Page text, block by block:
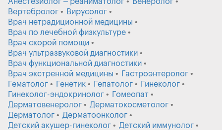
Вертебролог
Вирусолог
Врач нетрадиционной медицины
Врач по лечебной физкультуре
Врач скорой помощи
Врач ультразвуковой диагностики
Врач функциональной диагностики
Врач экстренной медицины
Гастроэнтеролог
Гематолог
Генетик Гепатолог
Гинеколог
Гинеколог-эндокринолог
Гомеопат
Дерматовенеролог
Дерматокосметолог
Дерматолог
Дерматоонколог
Детский акушер-гинеколог
Детский иммунолог